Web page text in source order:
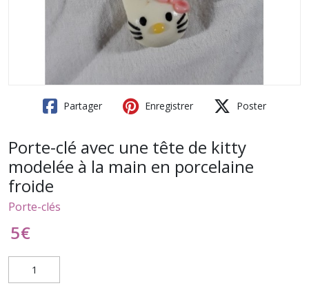
Partager Enregistrer Poster
Porte-clé avec une tête de kitty
modelée à la main en porcelaine
froide
Porte-clés
5€